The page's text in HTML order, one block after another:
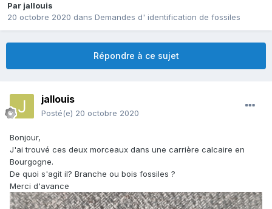
Par jallouis
20 octobre 2020 dans Demandes d' identification de fossiles
Répondre à ce sujet
jallouis
Posté(e) 20 octobre 2020
Bonjour,
J'ai trouvé ces deux morceaux dans une carrière calcaire en
Bourgogne.
De quoi s'agit il? Branche ou bois fossiles ?
Merci d'avance